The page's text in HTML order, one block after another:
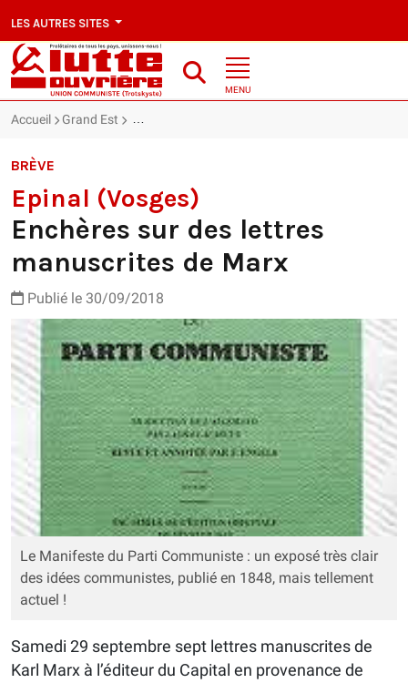
LES AUTRES SITES
MENU
Accueil Grand Est Epinal (Vosges) : Enchères sur des lettres
BRÈVE
Epinal (Vosges)
Enchères sur des lettres
manuscrites de Marx
Publié le 30/09/2018
Le Manifeste du Parti Communiste : un exposé très clair
des idées communistes, publié en 1848, mais tellement
actuel !
Samedi 29 septembre sept lettres manuscrites de
Karl Marx à l’éditeur du Capital en provenance de